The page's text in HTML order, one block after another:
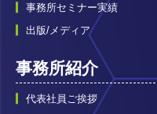
事務所セミナー実績
出版/メディア
事務所紹介
代表社員ご挨拶